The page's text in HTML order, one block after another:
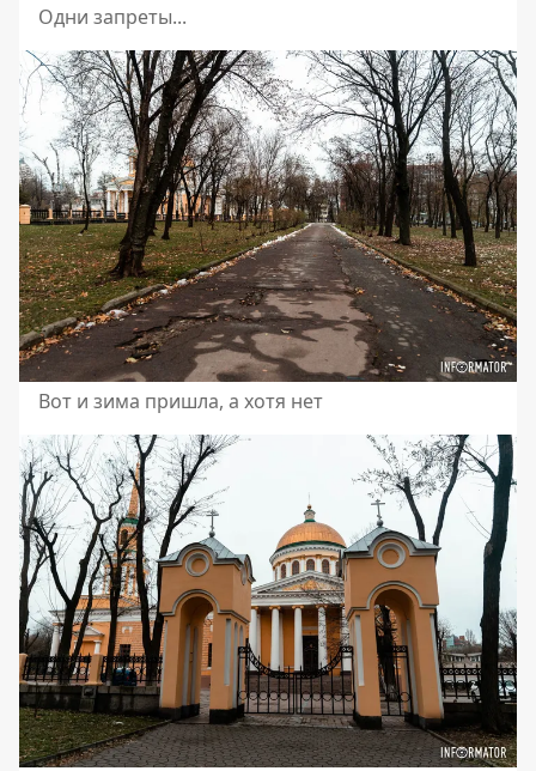
Одни запреты...
Вот и зима пришла, а хотя нет